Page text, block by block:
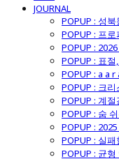
JOURNAL
POPUP : 성
POPUP : 프
POPUP :
POPUP : 표절
POPUP : a a
POPUP : 크
POPUP : 계
POPUP : 숨
POPUP :
POPUP : 실패
POPUP : 균